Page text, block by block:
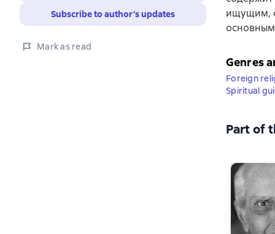
Subscribe to author’s updates
Mark as read
ищущим,
Genres
Foreign
Spiritual
Part of